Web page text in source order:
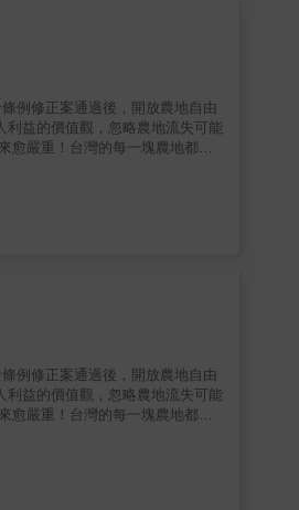
化，對這些感興趣的人都必讀這
更在《歷史哲學》中直言批評中
。它象徵了近代中國如何想著
內容講述近代華文知識分子在中
技革命的獨特奮鬥史。 & 為了全
了中文打字機相關新聞的早期報
機的出現，作者帶領我們重回歷
解最深的發明，它還是一面無比
盾的關係。這項發明揭示了科技
活躍，都證明了《中文打字機》
利益的價值觀，忽略農地流失可能
消失，已成為台灣不能再漠視的
劫，怎麼做才會有台灣農業的未
利益的價值觀，忽略農地流失可能
消失，已成為台灣不能再漠視的